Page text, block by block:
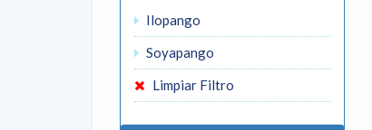
Ilopango
Soyapango
Limpiar Filtro